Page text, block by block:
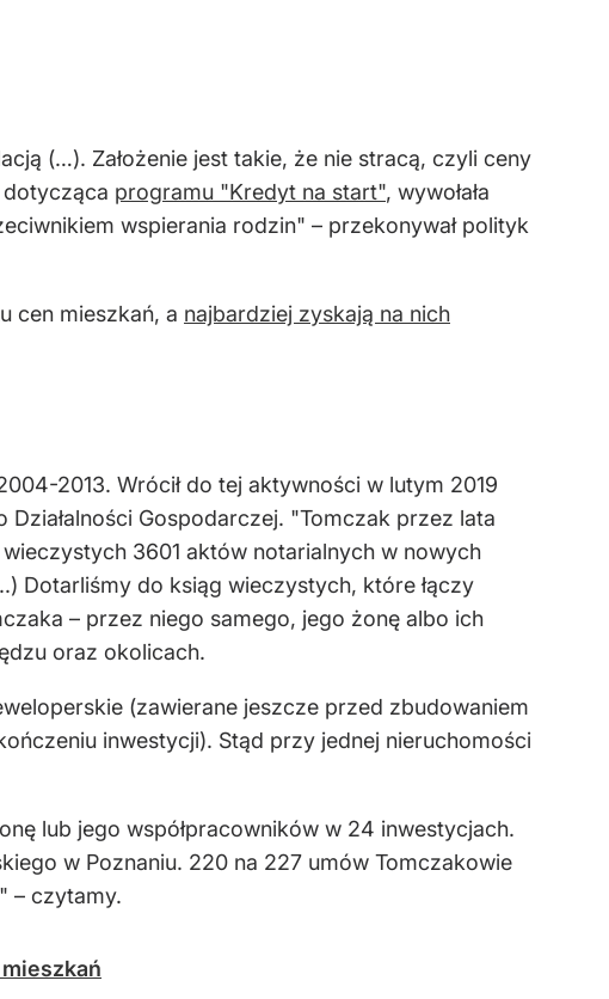
(…). Założenie jest takie, że nie stracą, czyli ceny
programu "Kredyt na start", wywołała
wspierania rodzin" – przekonywał polityk
cen mieszkań, a najbardziej zyskają na nich
2013. Wrócił do tej aktywności w lutym 2019
Działalności Gospodarczej. "Tomczak przez lata
3601 aktów notarialnych w nowych
Dotarliśmy do ksiąg wieczystych, które łączy
– przez niego samego, jego żonę albo ich
oraz okolicach.
(zawierane jeszcze przed zbudowaniem
inwestycji). Stąd przy jednej nieruchomości
lub jego współpracowników w 24 inwestycjach.
w Poznaniu. 220 na 227 umów Tomczakowie
– czytamy.